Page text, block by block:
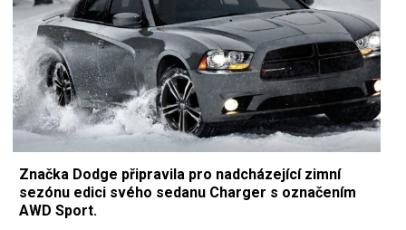
Značka Dodge připravila pro nadcházející zimní
sezónu edici svého sedanu Charger s označením
AWD Sport.